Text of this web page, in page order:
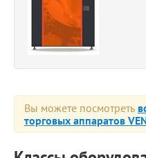
Вы можете посмотреть
торговых аппаратов